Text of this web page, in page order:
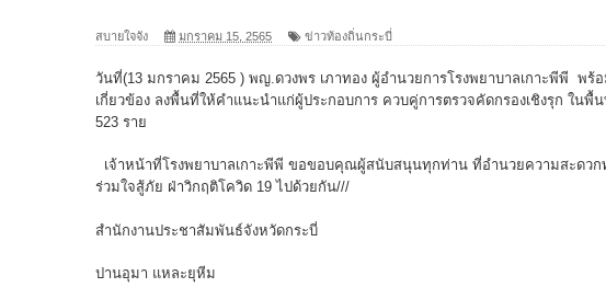
สบายใจจัง มกราคม 15, 2565 ข่าวท้องถิ่นกระบี่
วันที่(13 มกราคม 2565 ) พญ.ดวงพร เภาทอง ผู้อำนวยการโรงพยาบาลเกาะพีพี พ
เกี่ยวข้อง ลงพื้นที่ให้คำแนะนำแก่ผู้ประกอบการ ควบคู่การตรวจคัดกรองเชิงรุก ใน
523 ราย
เจ้าหน้าที่โรงพยาบาลเกาะพีพี ขอขอบคุณผู้สนับสนุนทุกท่าน ที่อำนวยความสะดว
ร่วมใจสู้ภัย ฝ่าวิกฤติโควิด 19 ไปด้วยกัน///
สำนักงานประชาสัมพันธ์จังหวัดกระบี่
ปานอุมา แหละยุหีม